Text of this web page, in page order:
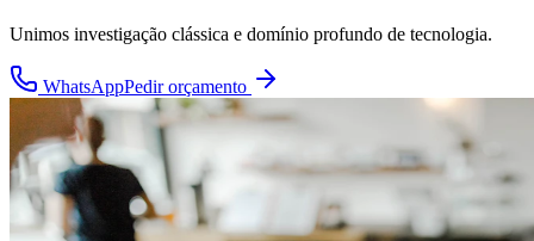
Unimos investigação clássica e domínio profundo de tecnologia.
WhatsAppPedir orçamento